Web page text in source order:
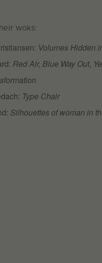
woks:
Volumes Hidden
Red Air, Blue Way Out,
Type Chair
Silhouettes of woman in